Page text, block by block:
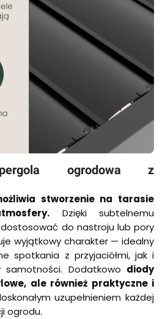
ogrodowa z
stworzenie na tarasie
Dzięki subtelnemu
do nastroju lub pory
wyjątkowy charakter — idealny
spotkania z przyjaciółmi, jak i
samotności. Dodatkowo diody
ale również praktyczne i
uzupełnieniem każdej
ogrodu.